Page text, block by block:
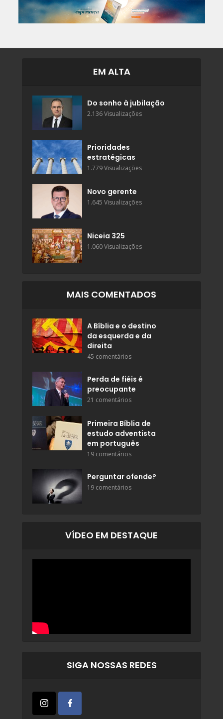
EM ALTA
Do sonho à jubilação
2.136 Visualizações
Prioridades
estratégicas
1.779 Visualizações
Novo gerente
1.645 Visualizações
Niceia 325
1.060 Visualizações
MAIS COMENTADOS
A Bíblia e o destino
da esquerda e da
direita
45 comentários
Perda de fiéis é
preocupante
21 comentários
Primeira Bíblia de
estudo adventista
em português
19 comentários
Perguntar ofende?
19 comentários
VÍDEO EM DESTAQUE
SIGA NOSSAS REDES